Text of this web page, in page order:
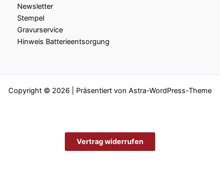
Newsletter
Stempel
Gravurservice
Hinweis Batterieentsorgung
Copyright © 2026 | Präsentiert von Astra-WordPress-Theme
Vertrag widerrufen